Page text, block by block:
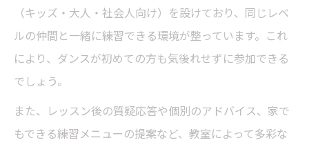
（キッズ・大人・社会人向け）を設けており、同じレベ
ルの仲間と一緒に練習できる環境が整っています。これ
により、ダンスが初めての方も気後れせずに参加できる
でしょう。
また、レッスン後の質疑応答や個別のアドバイス、家で
もできる練習メニューの提案など、教室によって多彩な